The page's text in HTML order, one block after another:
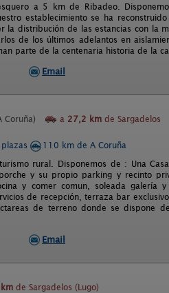
a 5 km de Ribadeo.
establecimiento se ha
la distribución de las estancias con la
de los últimos adelantos en
parte de la centenaria historia de la
Email
Coruña) a 27,2 km de Sargadelos
110 km de A Coruña
rural. Disponemos de : Una
y su propio parking y recinto
y comer comun, soleada galería y
de recepción, terraza bar
de terreno donde se dispone
Email
de Sargadelos (Lugo)